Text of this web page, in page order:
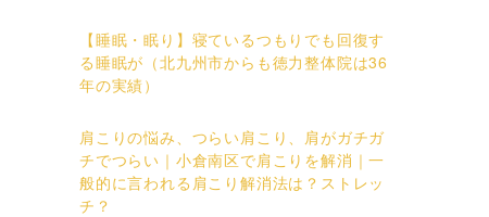
【睡眠・眠り】寝ているつもりでも回復す
る睡眠が（北九州市からも徳力整体院は36
年の実績）
肩こりの悩み、つらい肩こり、肩がガチガ
チでつらい｜小倉南区で肩こりを解消｜一
般的に言われる肩こり解消法は？ストレッ
チ？